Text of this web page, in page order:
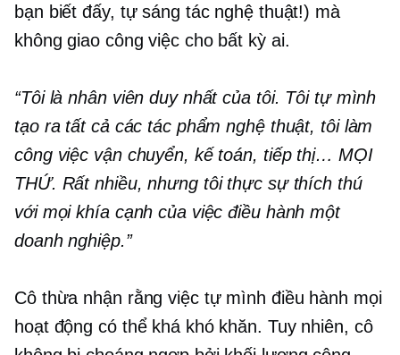
bạn biết đấy, tự sáng tác nghệ thuật!) mà
không giao công việc cho bất kỳ ai.
“Tôi là nhân viên duy nhất của tôi. Tôi tự mình
tạo ra tất cả các tác phẩm nghệ thuật, tôi làm
công việc vận chuyển, kế toán, tiếp thị… MỌI
THỨ. Rất nhiều, nhưng tôi thực sự thích thú
với mọi khía cạnh của việc điều hành một
doanh nghiệp.”
Cô thừa nhận rằng việc tự mình điều hành mọi
hoạt động có thể khá khó khăn. Tuy nhiên, cô